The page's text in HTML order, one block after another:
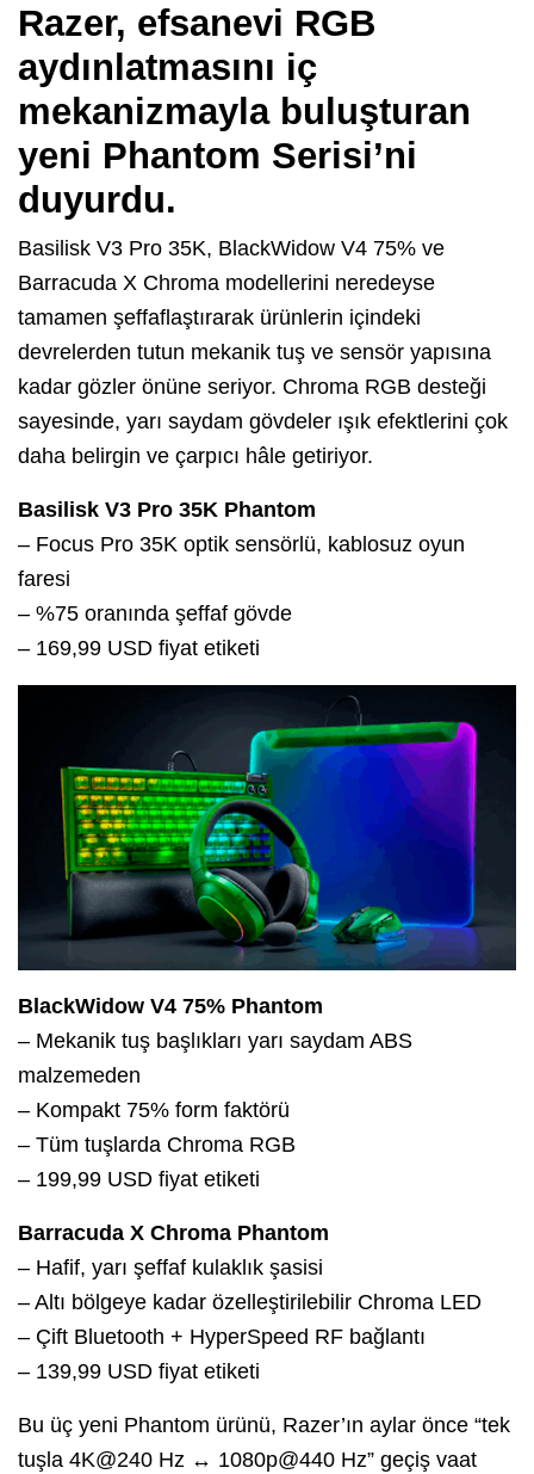
Razer, efsanevi RGB
aydınlatmasını iç
mekanizmayla buluşturan
yeni Phantom Serisi’ni
duyurdu.
Basilisk V3 Pro 35K, BlackWidow V4 75% ve
Barracuda X Chroma modellerini neredeyse
tamamen şeffaflaştırarak ürünlerin içindeki
devrelerden tutun mekanik tuş ve sensör yapısına
kadar gözler önüne seriyor. Chroma RGB desteği
sayesinde, yarı saydam gövdeler ışık efektlerini çok
daha belirgin ve çarpıcı hâle getiriyor.
Basilisk V3 Pro 35K Phantom
– Focus Pro 35K optik sensörlü, kablosuz oyun
faresi
– %75 oranında şeffaf gövde
– 169,99 USD fiyat etiketi
BlackWidow V4 75% Phantom
– Mekanik tuş başlıkları yarı saydam ABS
malzemeden
– Kompakt 75% form faktörü
– Tüm tuşlarda Chroma RGB
– 199,99 USD fiyat etiketi
Barracuda X Chroma Phantom
– Hafif, yarı şeffaf kulaklık şasisi
– Altı bölgeye kadar özelleştirilebilir Chroma LED
– Çift Bluetooth + HyperSpeed RF bağlantı
– 139,99 USD fiyat etiketi
Bu üç yeni Phantom ürünü, Razer’ın aylar önce “tek
tuşla 4K@240 Hz ↔ 1080p@440 Hz” geçiş vaat